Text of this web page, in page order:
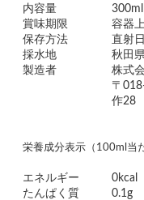
内容量
賞味期限
容器
保存方法
直射
採水地
秋田
製造者
株式
〒
作28
栄養成分表示（100ml当
エネルギー
0kcal
たんぱく質
0.1g